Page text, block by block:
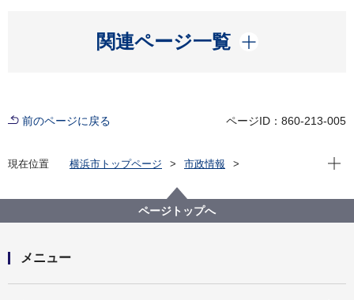
関連ページ一覧
開く
前のページに戻る ページID：860-213-005
現在位置 横浜市トップページ
市政情報
私の思う幸せを創る明日の風景 ～GREEN×EXPO
2027まで７７７日前 市内中学生による絵画展～ 開
現在
ページトップへ
メニュー